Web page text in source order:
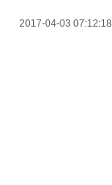
2017-04-03 07:12:18